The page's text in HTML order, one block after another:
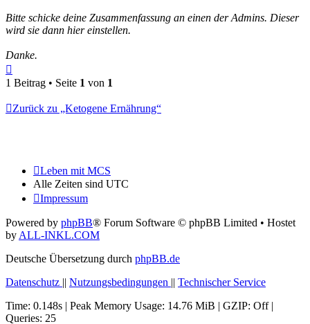
Bitte schicke deine Zusammenfassung an einen der Admins. Dieser
wird sie dann hier einstellen.
Danke.
oben
1 Beitrag • Seite 1 von 1
Zurück zu „Ketogene Ernährung“
Leben mit MCS
Alle Zeiten sind UTC
Impressum
Powered by phpBB® Forum Software © phpBB Limited • Hostet
by ALL-INKL.COM
Deutsche Übersetzung durch phpBB.de
Datenschutz || Nutzungsbedingungen || Technischer Service
Time: 0.148s | Peak Memory Usage: 14.76 MiB | GZIP: Off |
Queries: 25